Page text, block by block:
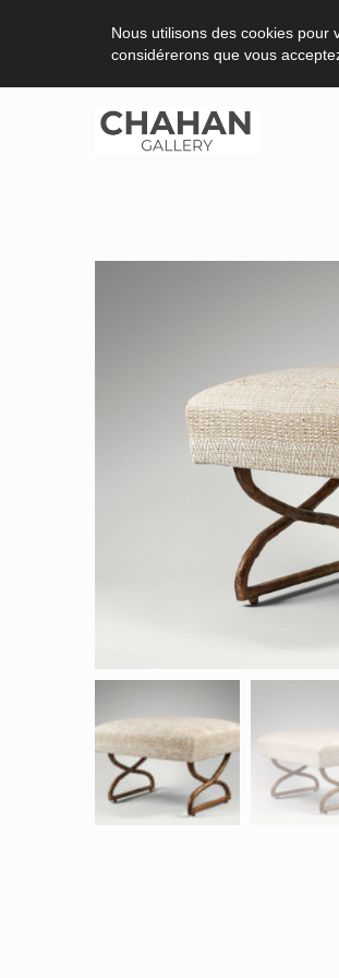
Nous utilisons des cookies pour
considérerons que vous